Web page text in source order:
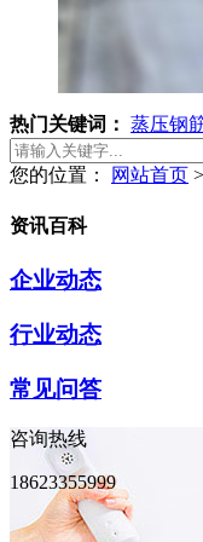
热门关键词： 蒸压钢
您的位置： 网站首页 >
资讯百科
企业动态
行业动态
常见问答
咨询热线
18623355999